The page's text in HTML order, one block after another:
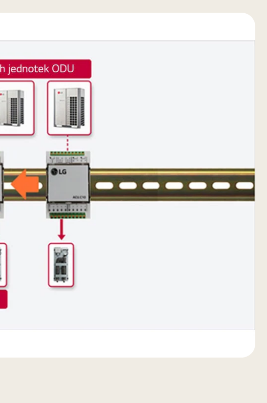
DX AHU je AHU s tepelným čerpadlem využívající unikátní technologie
úspory energie prostřednictvím řízení proudění vzduchu mezi